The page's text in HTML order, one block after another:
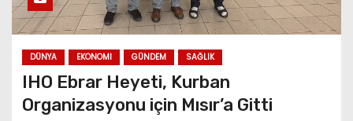
DÜNYA EKONOMI GÜNDEM SAĞLIK
IHO Ebrar Heyeti, Kurban
Organizasyonu için Mısır’a Gitti